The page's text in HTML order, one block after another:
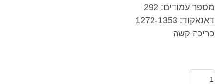
מספר עמודים: 292
דאנאקוד: 1272-1353
כריכה קשה